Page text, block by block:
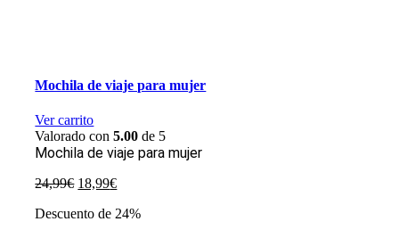
Mochila de viaje para mujer
Ver carrito
Valorado con5.00 de 5
Mochila de viaje para mujer
24,99€ El
original
18,99€El
actual
Descuento de 24%